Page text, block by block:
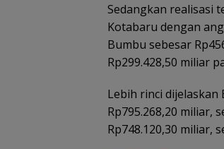
Sedangkan realisasi
Kotabaru dengan
Bumbu sebesar
Rp299.428,50 miliar
Lebih rinci
Rp795.268,20 miliar,
Rp748.120,30 miliar,